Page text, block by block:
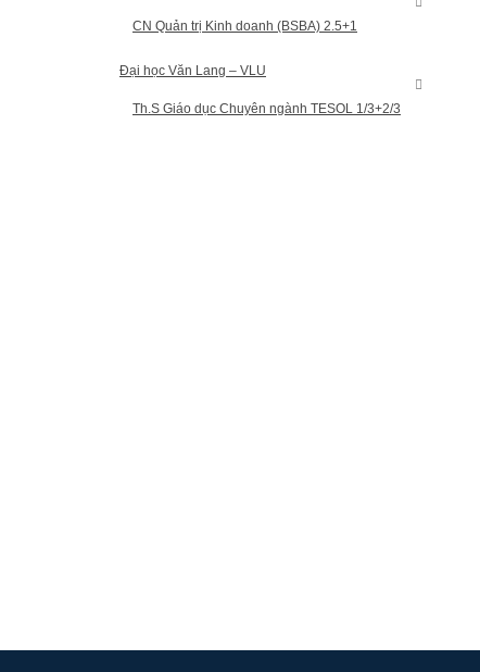
CN Quản trị Kinh doanh (BSBA) 2.5+1
Đại học Văn Lang – VLU
Th.S Giáo dục Chuyên ngành TESOL 1/3+2/3